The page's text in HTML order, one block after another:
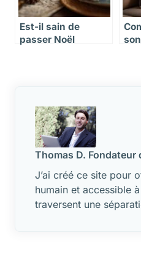
Est-il sain de
passer Noël
Thomas D. Fondateur
J’ai créé ce site pour
humain et accessible
traversent une